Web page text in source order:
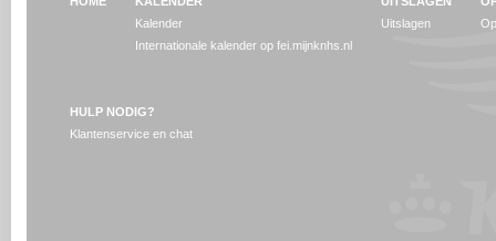
Kalender
Internationale kalender op fei.mijnknhs.nl
Uitslagen
HULP NODIG?
Klantenservice en chat